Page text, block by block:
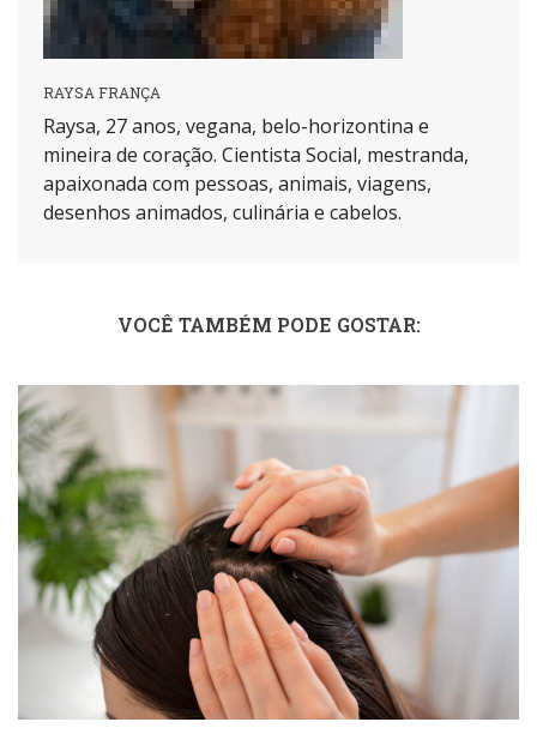
RAYSA FRANÇA
Raysa, 27 anos, vegana, belo-horizontina e
mineira de coração. Cientista Social, mestranda,
apaixonada com pessoas, animais, viagens,
desenhos animados, culinária e cabelos.
VOCÊ TAMBÉM PODE GOSTAR: